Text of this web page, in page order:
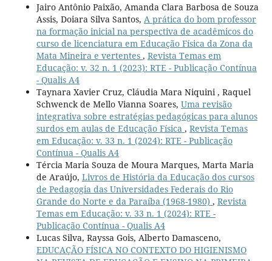
Jairo Antônio Paixão, Amanda Clara Barbosa de Souza
Assis, Doiara Silva Santos, A prática do bom professor
na formação inicial na perspectiva de acadêmicos do
curso de licenciatura em Educação Física da Zona da
Mata Mineira e vertentes , Revista Temas em
Educação: v. 32 n. 1 (2023): RTE - Publicação Contínua
- Qualis A4
Taynara Xavier Cruz, Cláudia Mara Niquini , Raquel
Schwenck de Mello Vianna Soares, Uma revisão
integrativa sobre estratégias pedagógicas para alunos
surdos em aulas de Educação Física , Revista Temas
em Educação: v. 33 n. 1 (2024): RTE - Publicação
Contínua - Qualis A4
Tércia Maria Souza de Moura Marques, Marta Maria
de Araújo, Livros de História da Educação dos cursos
de Pedagogia das Universidades Federais do Rio
Grande do Norte e da Paraíba (1968-1980) , Revista
Temas em Educação: v. 33 n. 1 (2024): RTE -
Publicação Contínua - Qualis A4
Lucas Silva, Rayssa Gois, Alberto Damasceno,
EDUCAÇÃO FÍSICA NO CONTEXTO DO HIGIENISMO